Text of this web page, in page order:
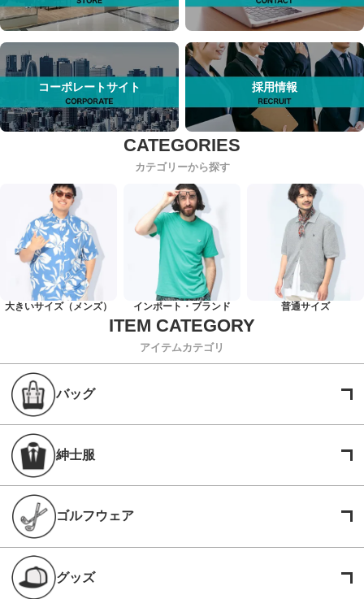
コーポレートサイト 採用情報
カテゴリーから探す
大きいサイズ（メンズ） インポート・ブランド 普通サイズ
アイテムカテゴリ
バッグ
紳士服
ゴルフウェア
グッズ